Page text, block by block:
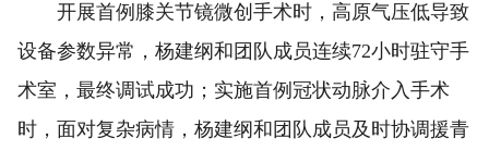
开展首例膝关节镜微创手术时，高原气压低导致
设备参数异常，杨建纲和团队成员连续72小时驻守手
术室，最终调试成功；实施首例冠状动脉介入手术
时，面对复杂病情，杨建纲和团队成员及时协调援青